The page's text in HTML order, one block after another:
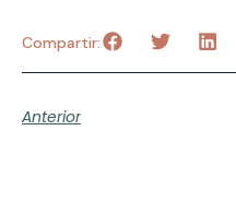
Compartir:
Anterior